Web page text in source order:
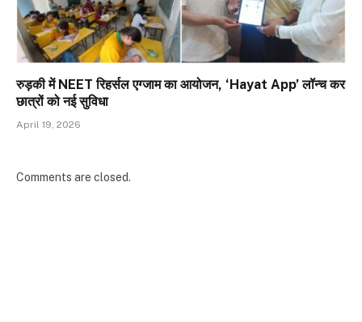
रुड़की में NEET रिहर्सल एग्जाम का आयोजन, ‘Hayat App’ लॉन्च कर
छात्रों को नई सुविधा
April 19, 2026
Comments are closed.